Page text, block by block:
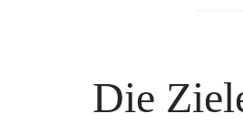
Die